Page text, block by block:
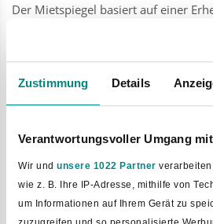
Zustimmung Details
Verantwortungsvoller Umgang
Wir und unsere 1022 Partner
wie z. B. Ihre IP-Adresse, mithilfe von
um Informationen auf Ihrem Gerät zu
Der Mietspiegel basiert auf einer
Gemeinde Bad Laer durchgeführt
der an der Herausgabe des
im Mietspiegel ausgewiesenen
hinsichtlich ihrer Aktualität dem im
Der Mietspiegel ist als eine
für die jeweiligen Vertragspartner
daher auch lediglich
bestehendes Vertragsrecht ein,